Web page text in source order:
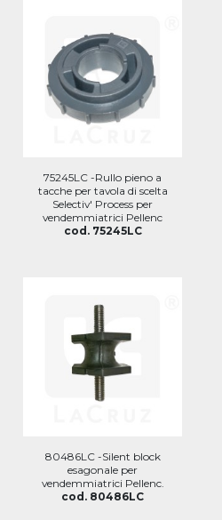
75245LC -Rullo pieno a
tacche per tavola di scelta
Selectiv' Process per
vendemmiatrici Pellenc
cod. 75245LC
80486LC -Silent block
esagonale per
vendemmiatrici Pellenc.
cod. 80486LC